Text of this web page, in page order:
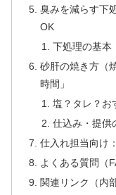
臭みを減らす下
OK
下処理の基本
砂肝の焼き方（
時間」
塩？タレ？お
仕込み・提供
仕入れ担当向け
よくある質問（
関連リンク（内